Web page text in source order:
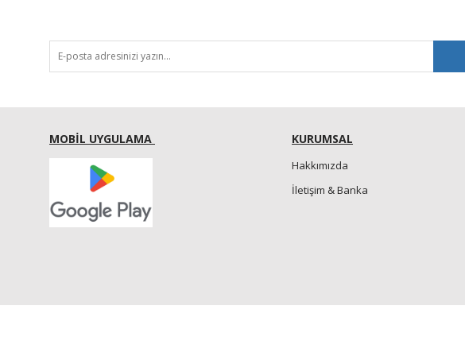
MOBİL UYGULAMA KURUMSAL
Hakkımızda
İletişim & Banka